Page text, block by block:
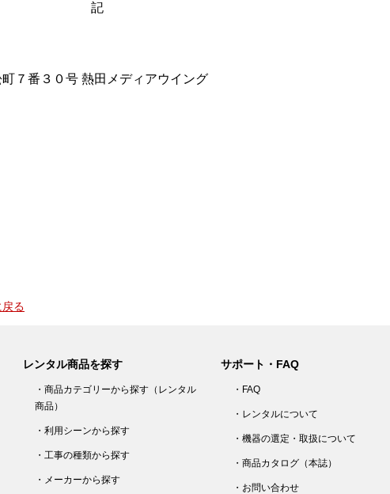
７番３０号 熱田メディアウイング
る
レンタル商品を探す
・商品カテゴリーから探す（レンタル
商品）
・利用シーンから探す
・工事の種類から探す
・メーカーから探す
サポート・FAQ
・FAQ
・レンタルについて
・機器の選定・取扱について
・商品カタログ（本誌）
・お問い合わせ